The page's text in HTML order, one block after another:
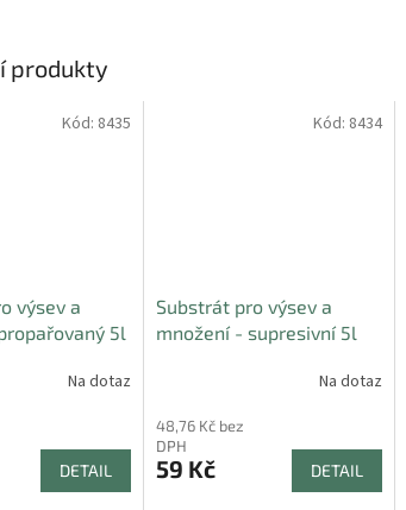
produkty
výsev a
5l
Na dotaz
DETAIL
Kód: 8435
Substrát pro výsev a
množení - supresivní 5l
Na dotaz
48,76 Kč bez
DPH
59 Kč DETAIL
Kód: 8434